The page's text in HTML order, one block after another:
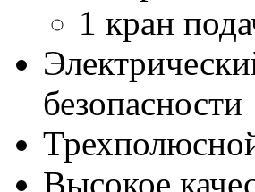
1 кран
безопасности
Высокое